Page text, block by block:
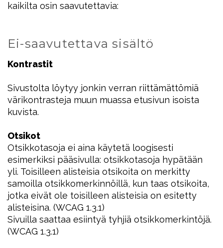
kaikilta osin saavutettavia:
Ei-saavutettava sisältö
Kontrastit
Sivustolta löytyy jonkin verran riittämättömiä
värikontrasteja muun muassa etusivun isoista
kuvista.
Otsikot
Otsikkotasoja ei aina käytetä loogisesti
esimerkiksi pääsivulla: otsikkotasoja hypätään
yli. Toisilleen alisteisia otsikoita on merkitty
samoilla otsikkomerkinnöillä, kun taas otsikoita,
jotka eivät ole toisilleen alisteisia on esitetty
alisteisina. (WCAG 1.3.1)
Sivuilla saattaa esiintyä tyhjiä otsikkomerkintöjä.
(WCAG 1.3.1)